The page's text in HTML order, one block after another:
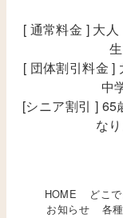
[ 通常料金 ] 大
[ 団体割引料金 ]
中
[シニア割引 ] 65
な
HOME どこで
お知らせ
各